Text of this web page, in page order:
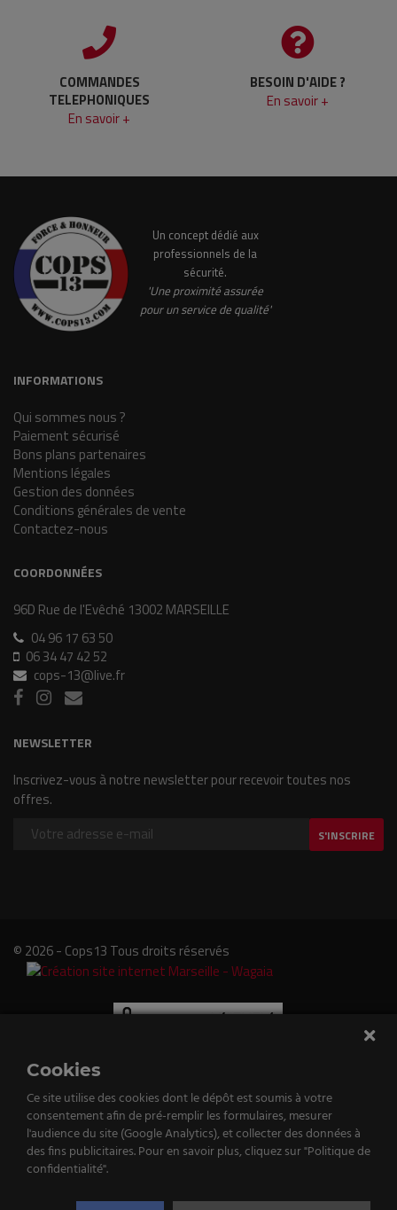
COMMANDES
TELEPHONIQUES
En savoir +
BESOIN D'AIDE ?
En savoir +
Un concept dédié aux
professionnels de la
sécurité.
'Une proximité assurée
pour un service de qualité'
INFORMATIONS
Qui sommes nous ?
Paiement sécurisé
Bons plans partenaires
Mentions légales
Gestion des données
Conditions générales de vente
Contactez-nous
COORDONNÉES
96D Rue de l'Evêché 13002 MARSEILLE
04 96 17 63 50
06 34 47 42 52
cops-13@live.fr
NEWSLETTER
Inscrivez-vous à notre newsletter pour recevoir toutes nos
offres.
S'INSCRIRE
© 2026 - Cops13 Tous droits réservés
Cookies
Ce site utilise des cookies dont le dépôt est soumis à votre
consentement afin de pré-remplir les formulaires, mesurer
l'audience du site (Google Analytics), et collecter des données à
des fins publicitaires. Pour en savoir plus, cliquez sur "Politique de
confidentialité".